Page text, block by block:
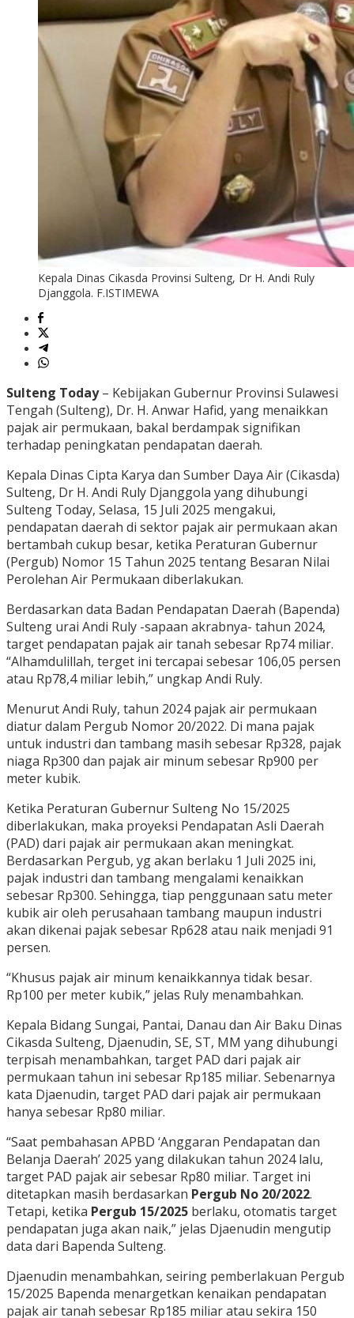
Kepala Dinas Cikasda Provinsi Sulteng, Dr H. Andi Ruly
Djanggola. F.ISTIMEWA
Sulteng Today– Kebijakan Gubernur Provinsi Sulawesi
Tengah (Sulteng), Dr. H. Anwar Hafid, yang menaikkan
pajak air permukaan, bakal berdampak signifikan
terhadap peningkatan pendapatan daerah.
Kepala Dinas Cipta Karya dan Sumber Daya Air (Cikasda)
Sulteng, Dr H. Andi Ruly Djanggola yang dihubungi
Sulteng Today, Selasa, 15 Juli 2025 mengakui,
pendapatan daerah di sektor pajak air permukaan akan
bertambah cukup besar, ketika Peraturan Gubernur
(Pergub) Nomor 15 Tahun 2025 tentang Besaran Nilai
Perolehan Air Permukaan diberlakukan.
Berdasarkan data Badan Pendapatan Daerah (Bapenda)
Sulteng urai Andi Ruly -sapaan akrabnya- tahun 2024,
target pendapatan pajak air tanah sebesar Rp74 miliar.
“Alhamdulillah, terget ini tercapai sebesar 106,05 persen
atau Rp78,4 miliar lebih,” ungkap Andi Ruly.
Menurut Andi Ruly, tahun 2024 pajak air permukaan
diatur dalam Pergub Nomor 20/2022. Di mana pajak
untuk industri dan tambang masih sebesar Rp328, pajak
niaga Rp300 dan pajak air minum sebesar Rp900 per
meter kubik.
Ketika Peraturan Gubernur Sulteng No 15/2025
diberlakukan, maka proyeksi Pendapatan Asli Daerah
(PAD) dari pajak air permukaan akan meningkat.
Berdasarkan Pergub, yg akan berlaku 1 Juli 2025 ini,
pajak industri dan tambang mengalami kenaikkan
sebesar Rp300. Sehingga, tiap penggunaan satu meter
kubik air oleh perusahaan tambang maupun industri
akan dikenai pajak sebesar Rp628 atau naik menjadi 91
persen.
“Khusus pajak air minum kenaikkannya tidak besar.
Rp100 per meter kubik,” jelas Ruly menambahkan.
Kepala Bidang Sungai, Pantai, Danau dan Air Baku Dinas
Cikasda Sulteng, Djaenudin, SE, ST, MM yang dihubungi
terpisah menambahkan, target PAD dari pajak air
permukaan tahun ini sebesar Rp185 miliar. Sebenarnya
kata Djaenudin, target PAD dari pajak air permukaan
hanya sebesar Rp80 miliar.
“Saat pembahasan APBD ‘Anggaran Pendapatan dan
Belanja Daerah’ 2025 yang dilakukan tahun 2024 lalu,
target PAD pajak air sebesar Rp80 miliar. Target ini
ditetapkan masih berdasarkan Pergub No 20/2022.
Tetapi, ketika Pergub 15/2025 berlaku, otomatis target
pendapatan juga akan naik,” jelas Djaenudin mengutip
data dari Bapenda Sulteng.
Djaenudin menambahkan, seiring pemberlakuan Pergub
15/2025 Bapenda menargetkan kenaikan pendapatan
pajak air tanah sebesar Rp185 miliar atau sekira 150